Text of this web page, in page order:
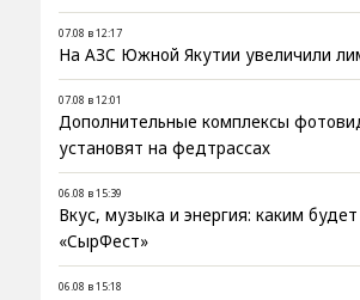
07.08 в 12:17
На АЗС Южной Якутии увеличили
07.08 в 12:01
Дополнительные комплексы
установят на федтрассах
06.08 в 15:39
Вкус, музыка и энергия: каким
«СырФест»
06.08 в 15:18